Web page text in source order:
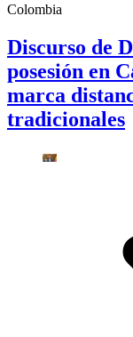
Colombia
Discurso de
posesión en
marca
tradicionales